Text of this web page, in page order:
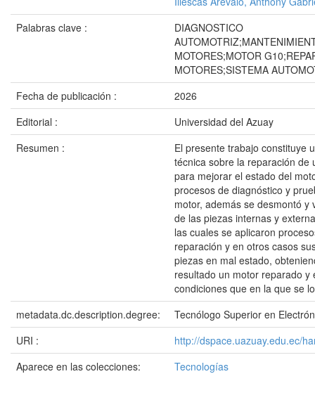
Palabras clave :
DIAGNOSTICO
MOTORES;MOTOR
MOTORES;SISTEMA
Fecha de publicación :
2026
Editorial :
Universidad del Azuay
Resumen :
El presente trabajo constituye
técnica sobre la reparación de
para mejorar el estado del
procesos de diagnóstico y
motor, además se desmontó y
de las piezas internas y
las cuales se aplicaron
reparación y en otros casos
piezas en mal estado,
resultado un motor reparado y
condiciones que en la que se
metadata.dc.description.degree:
Tecnólogo Superior en
URI :
http://dspace.uazuay.edu.ec/
Aparece en las colecciones:
Tecnologías